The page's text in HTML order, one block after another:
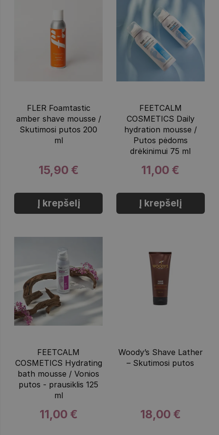
FLER Foamtastic
amber shave mousse /
Skutimosi putos 200
ml
15,90 €
Į krepšelį
FEETCALM
COSMETICS Daily
hydration mousse /
Putos pėdoms
drėkinimui 75 ml
11,00 €
Į krepšelį
FEETCALM
COSMETICS Hydrating
bath mousse / Vonios
putos - prausiklis 125
ml
11,00 €
Woody’s Shave Lather
– Skutimosi putos
18,00 €